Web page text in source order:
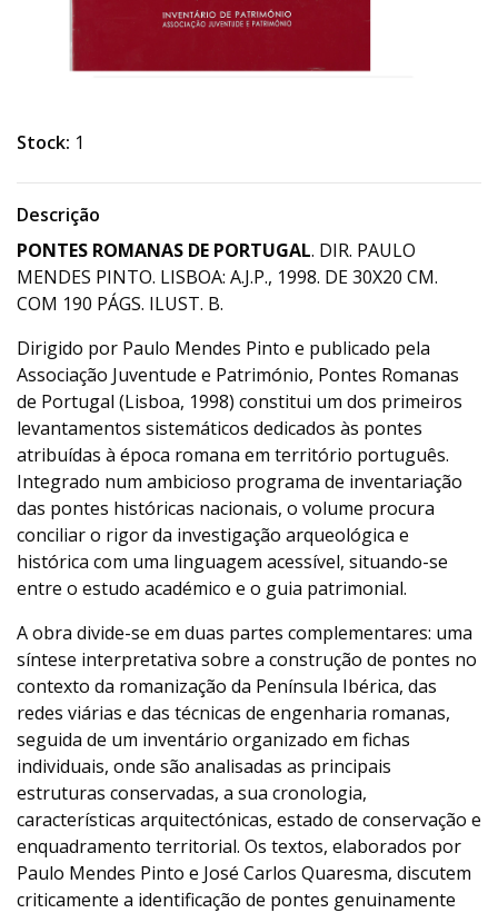
Stock: 1
Descrição
PONTES ROMANAS DE PORTUGAL. DIR. PAULO
MENDES PINTO. LISBOA: A.J.P., 1998. DE 30X20 CM.
COM 190 PÁGS. ILUST. B.
Dirigido por Paulo Mendes Pinto e publicado pela
Associação Juventude e Património, Pontes Romanas
de Portugal (Lisboa, 1998) constitui um dos primeiros
levantamentos sistemáticos dedicados às pontes
atribuídas à época romana em território português.
Integrado num ambicioso programa de inventariação
das pontes históricas nacionais, o volume procura
conciliar o rigor da investigação arqueológica e
histórica com uma linguagem acessível, situando-se
entre o estudo académico e o guia patrimonial.
A obra divide-se em duas partes complementares: uma
síntese interpretativa sobre a construção de pontes no
contexto da romanização da Península Ibérica, das
redes viárias e das técnicas de engenharia romanas,
seguida de um inventário organizado em fichas
individuais, onde são analisadas as principais
estruturas conservadas, a sua cronologia,
características arquitectónicas, estado de conservação e
enquadramento territorial. Os textos, elaborados por
Paulo Mendes Pinto e José Carlos Quaresma, discutem
criticamente a identificação de pontes genuinamente